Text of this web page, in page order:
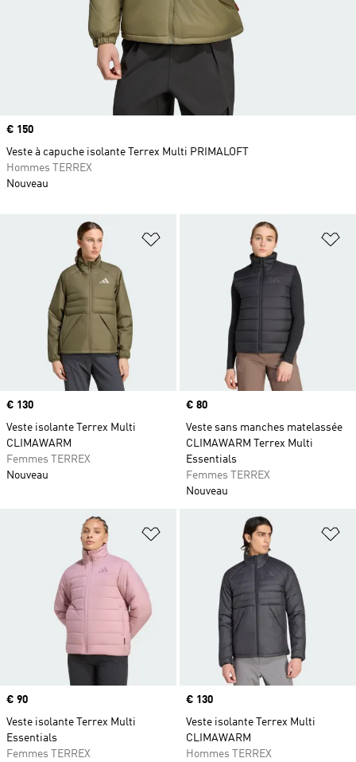
Ajouter à la Liste de produits
Prix
€ 130
Veste isolante Terrex Multi
CLIMAWARM
Femmes TERREX
Nouveau
Prix
€ 80
Veste sans manches matelassée
CLIMAWARM Terrex Multi
Essentials
Femmes TERREX
Nouveau
Ajouter à la Liste de produits
Prix
€ 90
Veste isolante Terrex Multi
Essentials
Femmes TERREX
Prix
€ 130
Veste isolante Terrex Multi
CLIMAWARM
Hommes TERREX
Prix
€ 150
Veste à capuche isolante Terrex Multi PRIMALOFT
Hommes TERREX
Nouveau